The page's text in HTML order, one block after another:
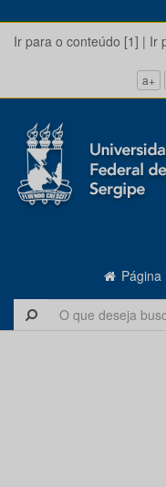
Ir para o conteúdo [1] | Ir
a+
Página